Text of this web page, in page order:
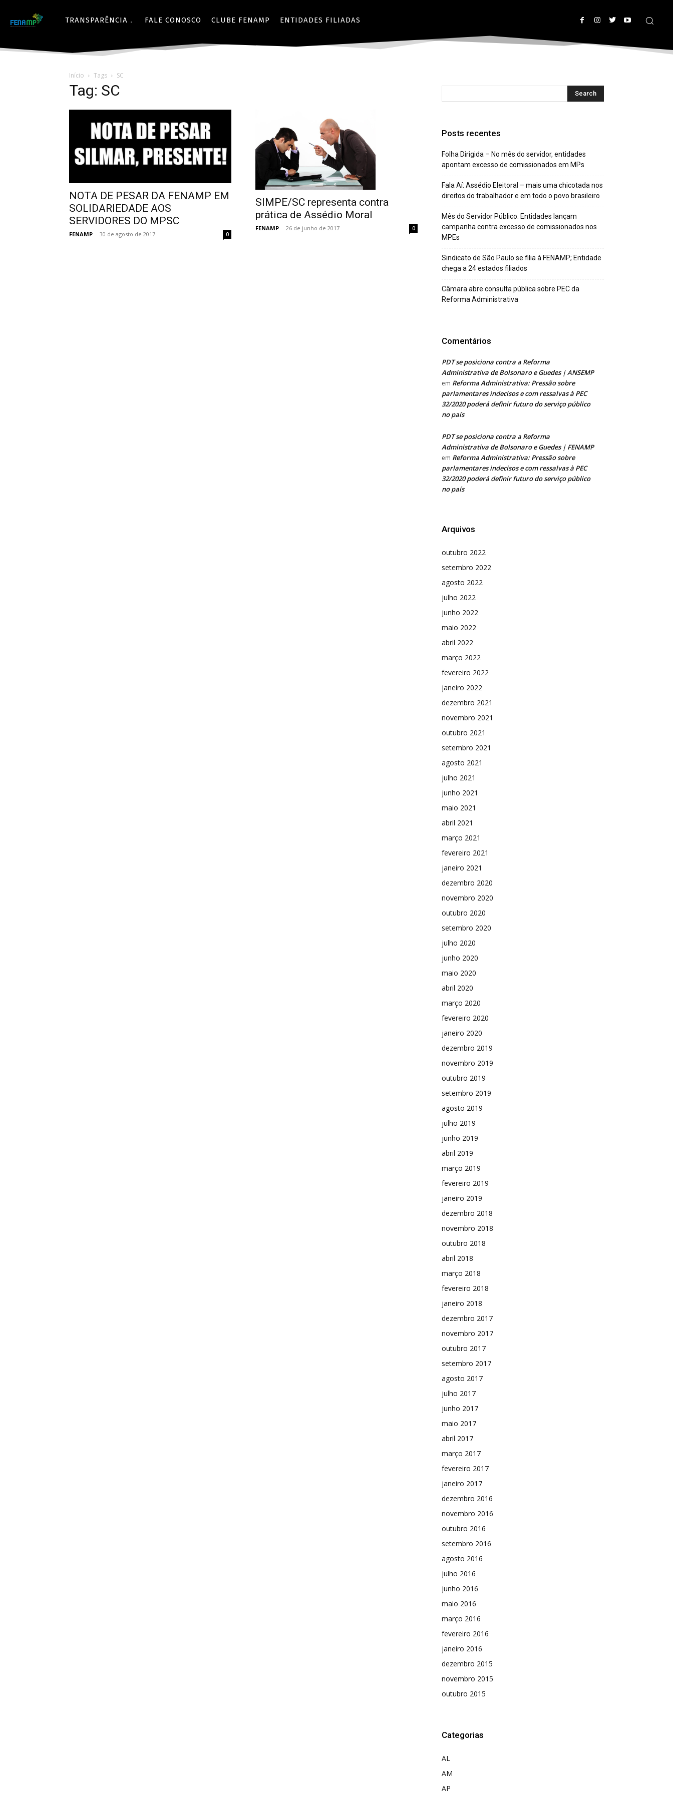
TRANSPARÊNCIA FALE CONOSCO CLUBE FENAMP ENTIDADES FILIADAS
Início Tags SC
Tag: SC
NOTA DE PESAR DA FENAMP EM
SOLIDARIEDADE AOS
SERVIDORES DO MPSC
FENAMP - 30 de agosto de 2017 0
SIMPE/SC representa contra
prática de Assédio Moral
FENAMP - 26 de junho de 2017 0
Posts recentes
Folha Dirigida – No mês do servidor, entidades
apontam excesso de comissionados em MPs
Fala Aí: Assédio Eleitoral – mais uma chicotada nos
direitos do trabalhador e em todo o povo brasileiro
Mês do Servidor Público: Entidades lançam
campanha contra excesso de comissionados nos
MPEs
Sindicato de São Paulo se filia à FENAMP; Entidade
chega a 24 estados filiados
Câmara abre consulta pública sobre PEC da
Reforma Administrativa
Comentários
PDT se posiciona contra a Reforma
Administrativa de Bolsonaro e Guedes | ANSEMP
em Reforma Administrativa: Pressão sobre
parlamentares indecisos e com ressalvas à PEC
32/2020 poderá definir futuro do serviço público
no país
PDT se posiciona contra a Reforma
Administrativa de Bolsonaro e Guedes | FENAMP
em Reforma Administrativa: Pressão sobre
parlamentares indecisos e com ressalvas à PEC
32/2020 poderá definir futuro do serviço público
no país
Arquivos
outubro 2022
setembro 2022
agosto 2022
julho 2022
junho 2022
maio 2022
abril 2022
março 2022
fevereiro 2022
janeiro 2022
dezembro 2021
novembro 2021
outubro 2021
setembro 2021
agosto 2021
julho 2021
junho 2021
maio 2021
abril 2021
março 2021
fevereiro 2021
janeiro 2021
dezembro 2020
novembro 2020
outubro 2020
setembro 2020
julho 2020
junho 2020
maio 2020
abril 2020
março 2020
fevereiro 2020
janeiro 2020
dezembro 2019
novembro 2019
outubro 2019
setembro 2019
agosto 2019
julho 2019
junho 2019
abril 2019
março 2019
fevereiro 2019
janeiro 2019
dezembro 2018
novembro 2018
outubro 2018
abril 2018
março 2018
fevereiro 2018
janeiro 2018
dezembro 2017
novembro 2017
outubro 2017
setembro 2017
agosto 2017
julho 2017
junho 2017
maio 2017
abril 2017
março 2017
fevereiro 2017
janeiro 2017
dezembro 2016
novembro 2016
outubro 2016
setembro 2016
agosto 2016
julho 2016
junho 2016
maio 2016
março 2016
fevereiro 2016
janeiro 2016
dezembro 2015
novembro 2015
outubro 2015
Categorias
AL
AM
AP